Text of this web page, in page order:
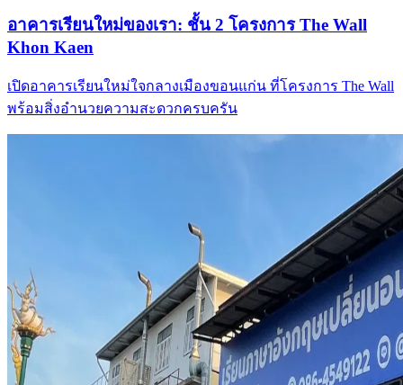
อาคารเรียนใหม่ของเรา: ชั้น 2 โครงการ The Wall
Khon Kaen
เปิดอาคารเรียนใหม่ใจกลางเมืองขอนแก่น ที่โครงการ The Wall
พร้อมสิ่งอำนวยความสะดวกครบครัน